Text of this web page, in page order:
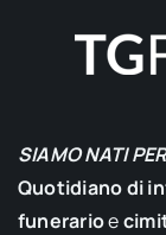
SIAMO NATI
Quotidiano di
funerarioe